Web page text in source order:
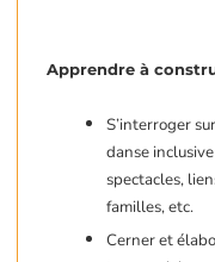
Apprendre à
S’interroger
danse
spectacles,
familles, etc.
Cerner et